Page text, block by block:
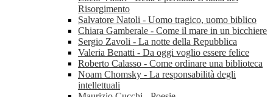
Risorgimento
Salvatore Natoli - Uomo tragico, uomo biblico
Chiara Gamberale - Come il mare in un bicchiere
Sergio Zavoli - La notte della Repubblica
Valeria Benatti - Da oggi voglio essere felice
Roberto Calasso - Come ordinare una biblioteca
Noam Chomsky - La responsabilità degli
intellettuali